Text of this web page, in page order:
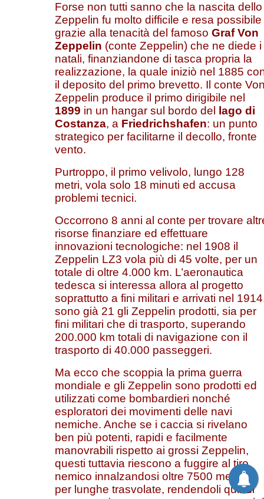
Forse non tutti sanno che la nascita dello
Zeppelin fu molto difficile e resa possibile
grazie alla tenacità del famoso Graf Von
Zeppelin (conte Zeppelin) che ne diede i
natali, finanziandone di tasca propria la
realizzazione, la quale iniziò nel 1885
il deposito del primo brevetto. Il conte
Zeppelin produce il primo dirigibile nel
1899 in un hangar sul bordo del
lago di
Costanza, a Friedrichshafen: un punto
strategico per facilitarne il decollo, fronte
vento.
Purtroppo, il primo velivolo, lungo 128
metri, vola solo 18 minuti ed accusa
problemi tecnici.
Occorrono 8 anni al conte per trovare
risorse finanziare ed effettuare
innovazioni tecnologiche: nel 1908 il
Zeppelin LZ3 vola più di 45 volte, per un
totale di oltre 4.000 km. L’aeronautica
tedesca si interessa allora al progetto
soprattutto a fini militari e arrivati nel
sono già 21 gli Zeppelin prodotti, sia per
fini militari che di trasporto, superando
200.000 km totali di navigazione con il
trasporto di 40.000 passeggeri.
Ma ecco che scoppia la prima guerra
mondiale e gli Zeppelin sono prodotti ed
utilizzati come bombardieri nonché
esploratori dei movimenti delle navi
nemiche. Anche se i caccia si rivelano
ben più potenti, rapidi e facilmente
manovrabili rispetto ai grossi Zeppelin,
questi tuttavia riescono a fuggire al tiro
nemico innalzandosi oltre 7500 metri e
per lunghe trasvolate, rendendoli quindi